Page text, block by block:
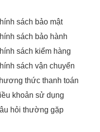
sách bảo mật
sách bảo hành
sách kiểm hàng
sách vận chuyển
thức thanh toán
khoản sử dụng
hỏi thường gặp